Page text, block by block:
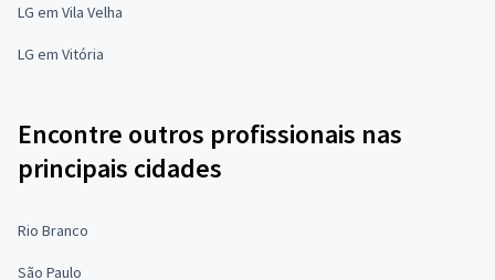
LG em Vila Velha
LG em Vitória
Encontre outros profissionais nas
principais cidades
Rio Branco
São Paulo